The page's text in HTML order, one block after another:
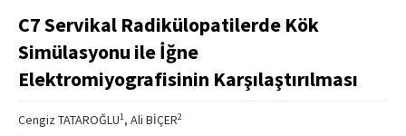
Board
Instructions
C7 Servikal Radikülopatilerde Kök
Simülasyonu ile İğne
Elektromiyografisinin Karşılaştırılması
Cengiz TATAROĞLU1, Ali BİÇER2